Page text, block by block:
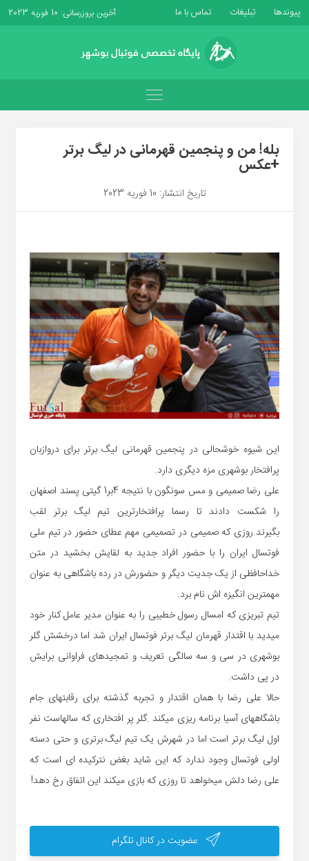
پیوندها تبلیغات تماس با ما آخرین بروزرسانی: 10 فوریه 2023
بله! من و پنجمین قهرمانی در لیگ برتر
+عکس
تاریخ انتشار: 10 فوریه 2023
این شیوه خوشحالی در پنجمین قهرمانی لیگ برتر برای دروازبان
پرافتخار بوشهری مزه دیگری دارد.
علی رضا صمیمی و مس سونگون با نتیجه 4بر1 گیتی پسند اصفهان
را شکست دادند تا رسما پرافتخارترین تیم لیگ برتر لقب
بگیرند.روزی که صمیمی در تصمیمی مهم عطای حضور در تیم ملی
فوتسال ایران را با حضور افراد جدید به لقایش بخشید در متن
خداحافظی از یک جدیت دیگر و حضورش در رده باشگاهی به عنوان
مهمترین انگیزه اش نام برد.
تیم تبریزی که امسال رسول خطیبی را به عنوان مدیر عامل کنار خود
میدید با اقتدار قهرمان لیگ برتر فوتسال ایران شد اما درخشش گلر
بوشهری در سی و سه سالگی تعریف و تمجیدهای فراوانی برایش
در پی داشت.
حالا علی رضا با همان اقتدار و تجربه گذشته برای رقابتهای جام
باشگاههای آسیا برنامه ریزی میکند .گلر پر افتخاری که سالهاست نفر
اول لیگ برتر است اما در شهرش یک تیم لیگ برتری و حتی دسته
اولی فوتسال وجود ندارد که این شاید بغض نترکیده ای است که
علی رضا دلش میخواهد تا روزی که بازی میکند این اتفاق رخ دهد!
عضویت در کانال تلگرام